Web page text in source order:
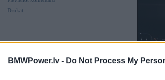
BMWPower.lv - Do Not Process My
Drukāt